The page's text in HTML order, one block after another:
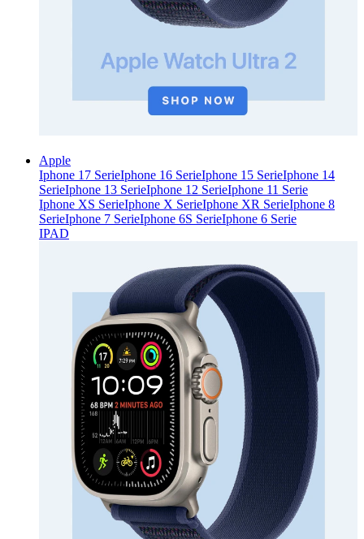
Apple
Iphone 17 SerieIphone 16 SerieIphone 15 SerieIphone 14
SerieIphone 13 SerieIphone 12 SerieIphone 11 Serie
Iphone XS SerieIphone X SerieIphone XR SerieIphone 8
SerieIphone 7 SerieIphone 6S SerieIphone 6 Serie
IPAD